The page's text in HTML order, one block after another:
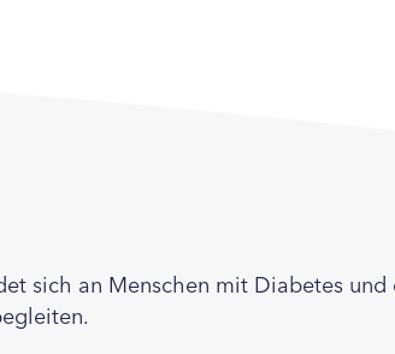
sich an Menschen mit Diabetes